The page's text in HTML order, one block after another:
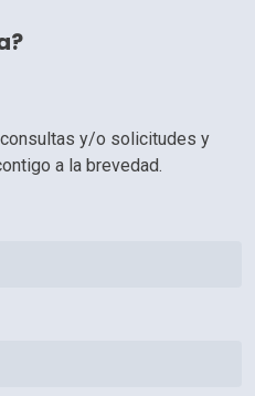
consultas y/o solicitudes y
a la brevedad.